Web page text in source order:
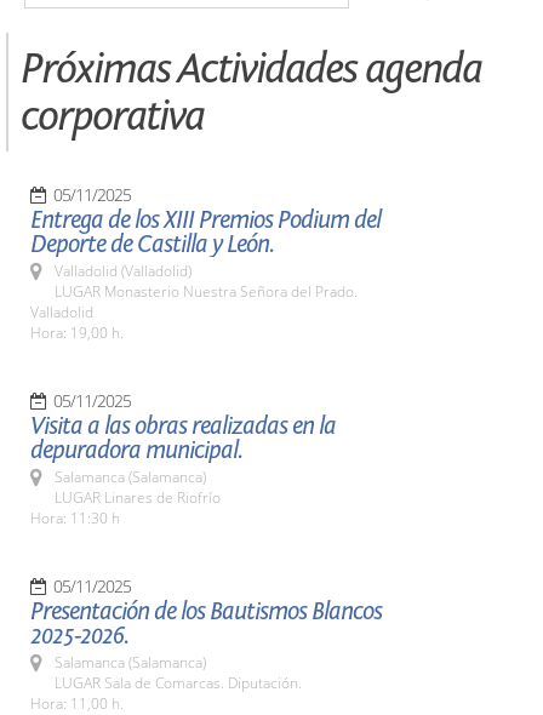
Próximas Actividades agenda
corporativa
05/11/2025
Entrega de los XIII Premios Podium del
Deporte de Castilla y León.
Valladolid (Valladolid)
LUGAR Monasterio Nuestra Señora del Prado.
Valladolid
Hora: 19,00 h.
05/11/2025
Visita a las obras realizadas en la
depuradora municipal.
Salamanca (Salamanca)
LUGAR Linares de Riofrío
Hora: 11:30 h
05/11/2025
Presentación de los Bautismos Blancos
2025-2026.
Salamanca (Salamanca)
LUGAR Sala de Comarcas. Diputación.
Hora: 11,00 h.